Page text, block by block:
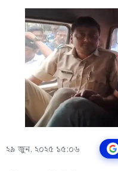
২৯ জুন, ২০২৫ ১৫:০৬